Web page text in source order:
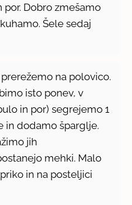
Dobro zmešamo
Šele sedaj
na polovico.
isto ponev, v
in por) segrejemo 1
in dodamo šparglje.
jih
mehki. Malo
in na posteljici